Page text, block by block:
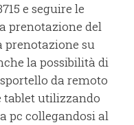
e seguire le
prenotazione del
prenotazione su
la possibilità di
da remoto
tablet utilizzando
pc collegandosi al